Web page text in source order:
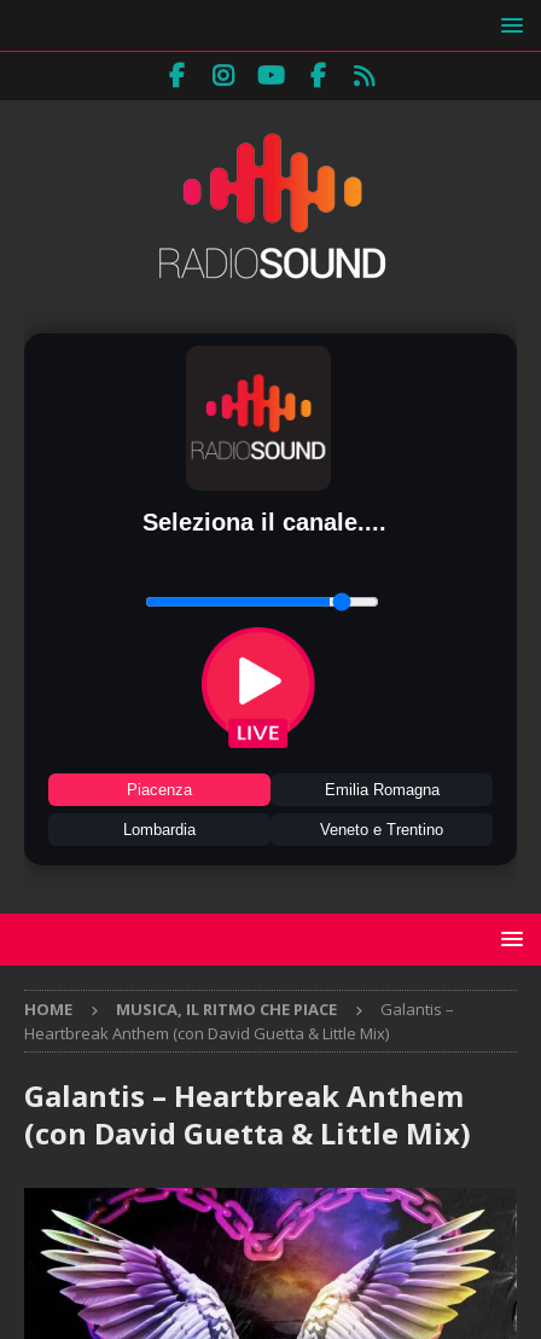
Seleziona il canale....
Piacenza Emilia Romagna
Lombardia Veneto e Trentino
HOME MUSICA, IL RITMO CHE PIACE
Galantis –
Heartbreak Anthem (con David Guetta & Little Mix)
Galantis – Heartbreak Anthem
(con David Guetta & Little Mix)